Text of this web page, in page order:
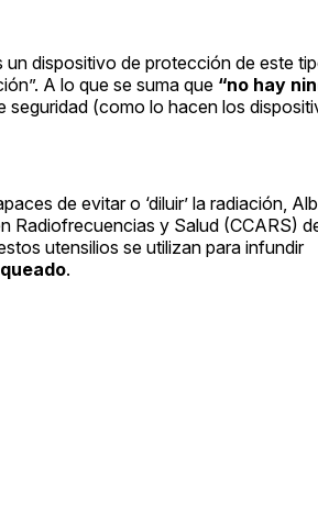
dispositivo de protección de este
A lo que se suma que “no hay
seguridad (como lo hacen los
de evitar o ‘diluir’ la radiación,
Radiofrecuencias y Salud (CCARS)
utensilios se utilizan para infundir
.